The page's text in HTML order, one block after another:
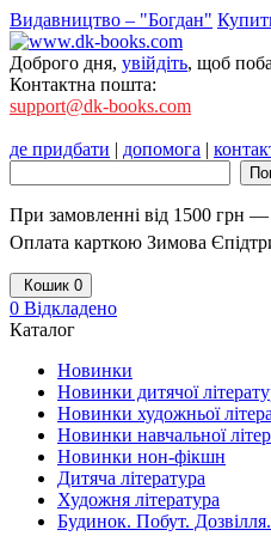
Видавництво – "Богдан"
Доброго дня, увійдіть, щоб
Контактна пошта:
support@dk-books.com
де придбати | допомога |
При замовленні від 1500 грн —
Оплата карткою Зимова
Кошик 0
0 Відкладено
Каталог
Новинки
Новинки дитячої
Новинки художньої
Новинки навчальної
Новинки нон-фікшн
Дитяча література
Художня література
Будинок. Побут.